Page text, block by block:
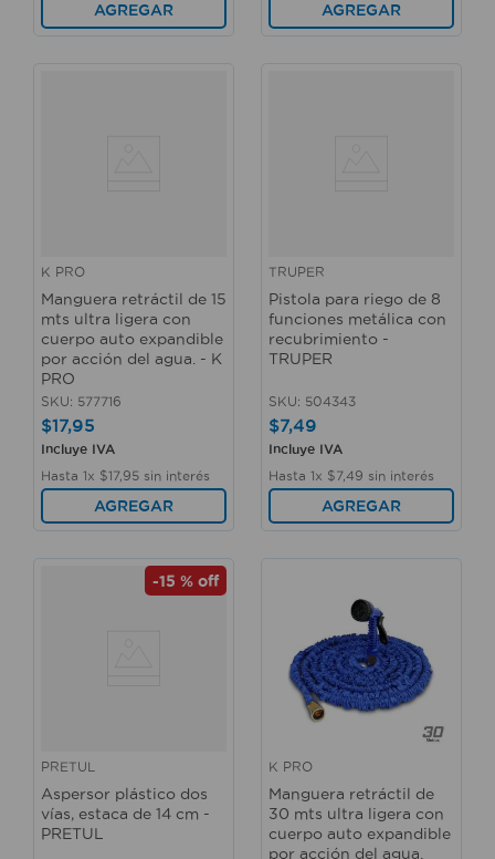
AGREGAR AGREGAR
K PRO
Manguera retráctil de 15
mts ultra ligera con
cuerpo auto expandible
por acción del agua. - K
PRO
SKU: 577716
$17,95
Incluye IVA
Hasta 1x $17, 95 sin interés
AGREGAR
TRUPER
Pistola para riego de 8
funciones metálica con
recubrimiento -
TRUPER
SKU: 504343
$7,49
Incluye IVA
Hasta 1x $7,49 sin interés
AGREGAR
-15 % off
PRETUL
Aspersor plástico dos
vías, estaca de 14 cm -
PRETUL
K PRO
Manguera retráctil de
30 mts ultra ligera con
cuerpo auto expandible
por acción del agua.